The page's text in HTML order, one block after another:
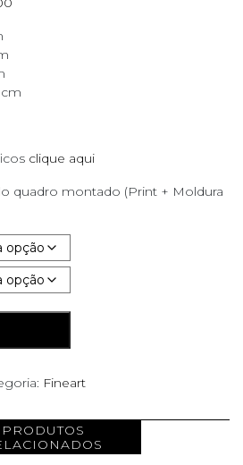
cm
clique aqui
quadro montado (Print + Moldura
Fineart
PRODUTOS